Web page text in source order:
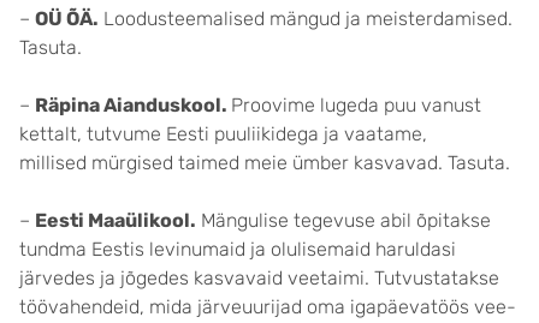
– OÜ ÕÄ. Loodusteemalised mängud ja meisterdamised.
Tasuta.
– Räpina Aianduskool. Proovime lugeda puu vanust
kettalt, tutvume Eesti puuliikidega ja vaatame,
millised mürgised taimed meie ümber kasvavad. Tasuta.
– Eesti Maaülikool. Mängulise tegevuse abil õpitakse
tundma Eestis levinumaid ja olulisemaid haruldasi
järvedes ja jõgedes kasvavaid veetaimi. Tutvustatakse
töövahendeid, mida järveuurijad oma igapäevatöös vee-